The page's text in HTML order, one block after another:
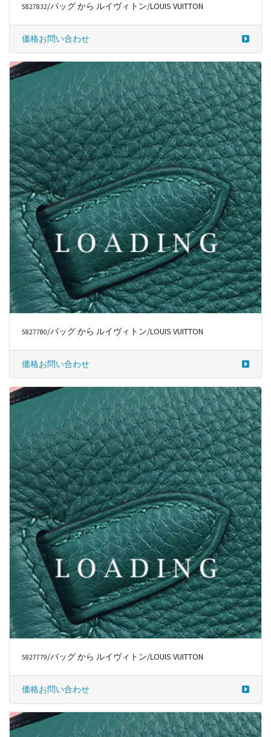
5827832/バッグ から ルイヴィトン/LOUIS VUITTON
価格お問い合わせ
5827780/バッグ から ルイヴィトン/LOUIS VUITTON
価格お問い合わせ
5827779/バッグ から ルイヴィトン/LOUIS VUITTON
価格お問い合わせ